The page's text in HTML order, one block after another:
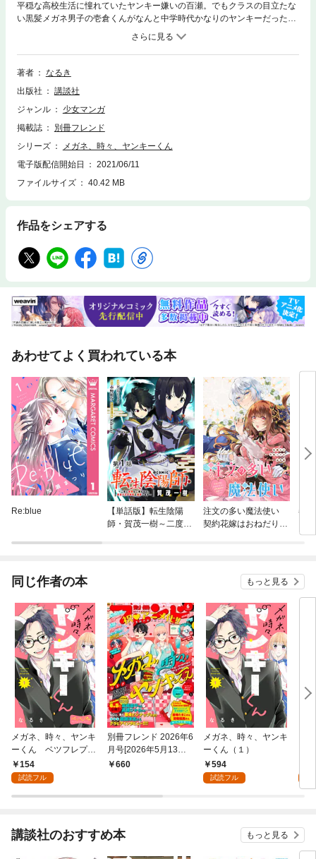
平穏な高校生活に憧れていたヤンキー嫌いの百瀬。でもクラスの目立たな
い黒髪メガネ男子の壱倉くんがなんと中学時代かなりのヤンキーだったと
いう秘密を知ってしまう！”元ヤン”であって今は違うと言う壱倉くんだけ
ど…ケンカっ早いし現役ヤンキーにしか見えないよ!!?ヤンキーなんか大嫌
いだったのに…！優等生のフリした元ヤンに恋しちゃって、どうしよ
う！！？ 自称・元ヤン男子とパシられ体質女子の青春サバイバル・ラブ、
著者
なるき
出版社
講談社
ジャンル
少女マンガ
掲載誌
別冊フレンド
シリーズ
メガネ、時々、ヤンキーくん
電子版配信開始日
2021/06/11
ファイルサイズ
40.42 MB
作品をシェアする
あわせてよく買われている本
Re:blue
【単話版】転生陰陽
師・賀茂一樹～二度と
注文の多い魔法使い
契約花嫁はおねだり上
春
同じ作者の本 もっと見る
メガネ、時々、ヤンキ
ーくん ベツフレプチ
（１）
154
試読フル
別冊フレンド 2026年6
月号[2026年5月13日
発売]
660
メガネ、時々、ヤンキ
ーくん（１）
594
試読フル
ック
講談社のおすすめ本 もっと見る